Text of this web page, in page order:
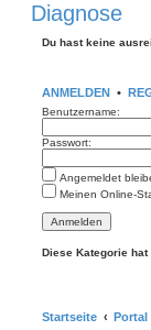
Diagnose
Du hast keine
ANMELDEN •
Benutzername:
Passwort:
Angemeldet
Meinen Online-
Diese Kategorie hat
Startseite Portal